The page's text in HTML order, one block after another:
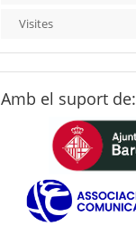
Visites
Amb el suport de: